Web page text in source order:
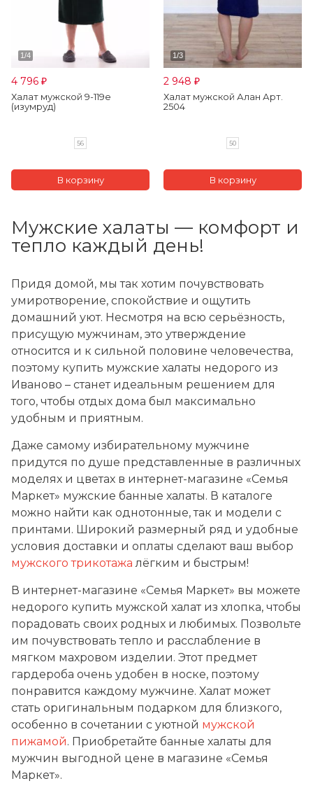
4 796 ₽
Халат мужской 9-119е
(изумруд)
56
2 948 ₽
Халат мужской Алан Арт.
2504
50
Мужские халаты — комфорт и
тепло каждый день!
Придя домой, мы так хотим почувствовать
умиротворение, спокойствие и ощутить
домашний уют. Несмотря на всю серьёзность,
присущую мужчинам, это утверждение
относится и к сильной половине человечества,
поэтому купить мужские халаты недорого из
Иваново – станет идеальным решением для
того, чтобы отдых дома был максимально
удобным и приятным.
Даже самому избирательному мужчине
придутся по душе представленные в различных
моделях и цветах в интернет-магазине «Семья
Маркет» мужские банные халаты. В каталоге
можно найти как однотонные, так и модели с
принтами. Широкий размерный ряд и удобные
условия доставки и оплаты сделают ваш выбор
мужского трикотажа лёгким и быстрым!
В интернет-магазине «Семья Маркет» вы можете
недорого купить мужской халат из хлопка, чтобы
порадовать своих родных и любимых. Позвольте
им почувствовать тепло и расслабление в
мягком махровом изделии. Этот предмет
гардероба очень удобен в носке, поэтому
понравится каждому мужчине. Халат может
стать оригинальным подарком для близкого,
особенно в сочетании с уютной мужской
пижамой. Приобретайте банные халаты для
мужчин выгодной цене в магазине «Семья
Маркет».